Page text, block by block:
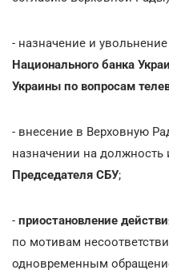
- назначение и
Национального банка
Украины по вопросам
- внесение в Верховную
назначении на
Председателя СБУ;
- приостановление
по мотивам
одновременным